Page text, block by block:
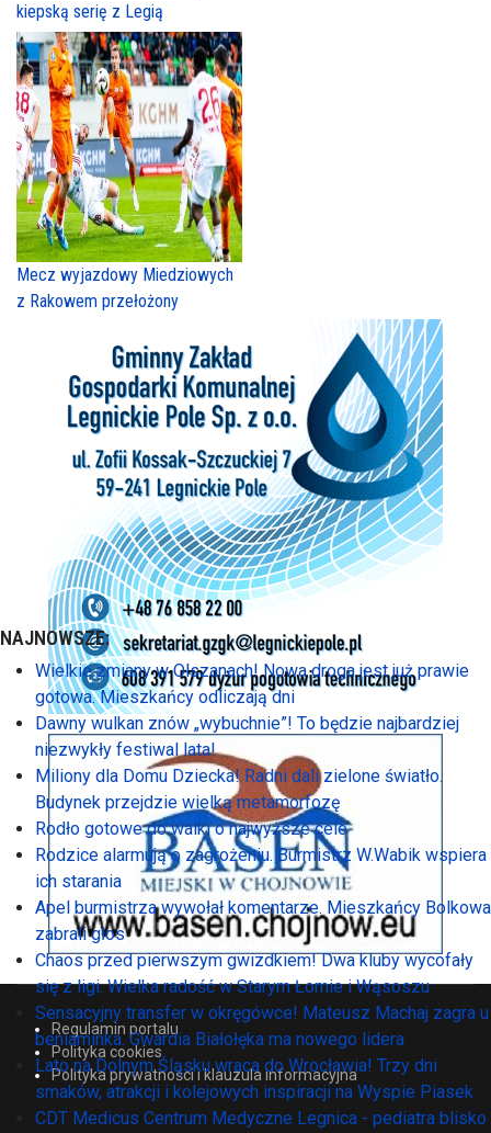
kiepską serię z Legią
Mecz wyjazdowy Miedziowych
z Rakowem przełożony
Regulamin portalu
Polityka cookies
Polityka prywatności i klauzula informacyjna
NAJNOWSZE:
Wielkie zmiany w Olszanach! Nowa droga jest już prawie
gotowa. Mieszkańcy odliczają dni
Dawny wulkan znów „wybuchnie”! To będzie najbardziej
niezwykły festiwal lata!
Miliony dla Domu Dziecka! Radni dali zielone światło.
Budynek przejdzie wielką metamorfozę
Rodło gotowe do walki o najwyższe cele
Rodzice alarmują o zagrożeniu. Burmistrz W.Wabik wspiera
ich starania
Apel burmistrza wywołał komentarze. Mieszkańcy Bolkowa
zabrali głos
Chaos przed pierwszym gwizdkiem! Dwa kluby wycofały
się z ligi. Wielka radość w Starym Łomie i Wąsoszu
Sensacyjny transfer w okręgówce! Mateusz Machaj zagra u
beniaminka. Gwardia Białołęka ma nowego lidera
Lato na Dolnym Śląsku wraca do Wrocławia! Trzy dni
smaków, atrakcji i kolejowych inspiracji na Wyspie Piasek
CDT Medicus Centrum Medyczne Legnica - pediatra blisko